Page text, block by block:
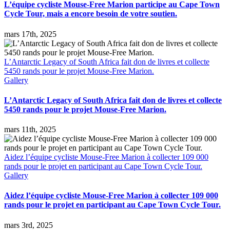
L’équipe cycliste Mouse-Free Marion participe au Cape Town
Cycle Tour, mais a encore besoin de votre soutien.
mars 17th, 2025
L’Antarctic Legacy of South Africa fait don de livres et collecte
5450 rands pour le projet Mouse-Free Marion.
Gallery
L’Antarctic Legacy of South Africa fait don de livres et collecte
5450 rands pour le projet Mouse-Free Marion.
mars 11th, 2025
Aidez l’équipe cycliste Mouse-Free Marion à collecter 109 000
rands pour le projet en participant au Cape Town Cycle Tour.
Gallery
Aidez l’équipe cycliste Mouse-Free Marion à collecter 109 000
rands pour le projet en participant au Cape Town Cycle Tour.
mars 3rd, 2025